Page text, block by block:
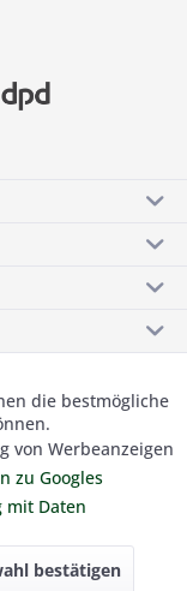
Alle Preise inkl.
Aktiv
Inaktiv
Inaktiv
die bestmögliche
von Werbeanzeigen
zu Googles
mit Daten
bestätigen